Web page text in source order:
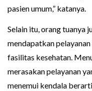
pasien umum,” katanya.
Selain itu, orang tuanya
mendapatkan
fasilitas kesehatan.
merasakan pelayanan
menemui kendala